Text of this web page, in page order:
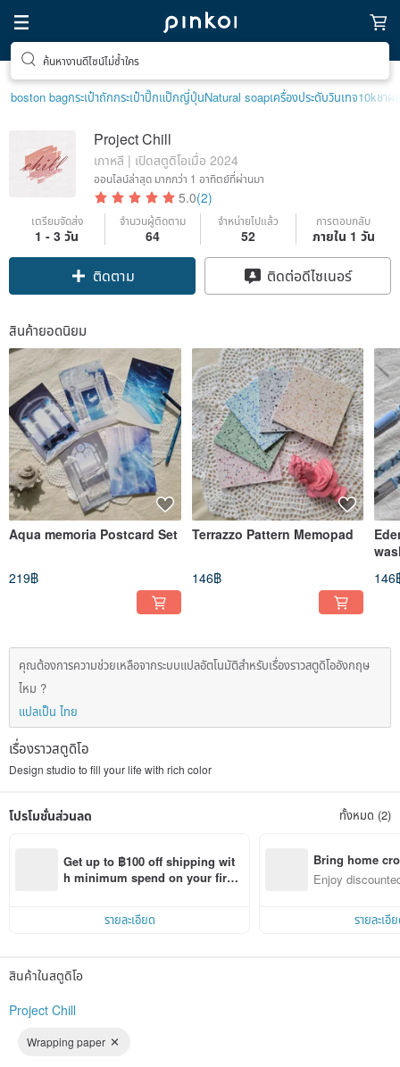
ค้นหางานดีไซน์ไม่ซ้ำใคร
boston bagกระเป๋าถักกระเป๋าปิ๊กแป๊กญี่ปุ่นNatural soapเครื่องประดับวินเทจ10kชาผ
Project Chill
เกาหลี | เปิดสตูดิโอเมื่อ 2024
ออนไลน์ล่าสุด มากกว่า 1 อาทิตย์ที่ผ่านมา
5.0(2)
เตรียมจัดส่ง
1 - 3 วัน
จำนวนผู้ติดตาม
64
จำหน่ายไปแล้ว
52
การตอบกลับ
ภายใน 1 วัน
ติดตาม ติดต่อดีไซเนอร์
สินค้ายอดนิยม
Aqua memoria Postcard Set
219฿
Terrazzo Pattern Memopad
146฿
146
คุณต้องการความช่วยเหลือจากระบบแปลอัตโนมัติสำหรับเรื่องราวสตูดิโออังกฤษ
ไหม ?
แปลเป็น ไทย
เรื่องราวสตูดิโอ
Design studio to fill your life with rich color
โปรโมชั่นส่วนลด ทั้งหมด (2)
Get up to ฿100 off shipping wit
h minimum spend on your first
รายละเอียด
Bring home
n with ease
Enjoy
รายละเอี
สินค้าในสตูดิโอ
Project Chill
Wrapping paper